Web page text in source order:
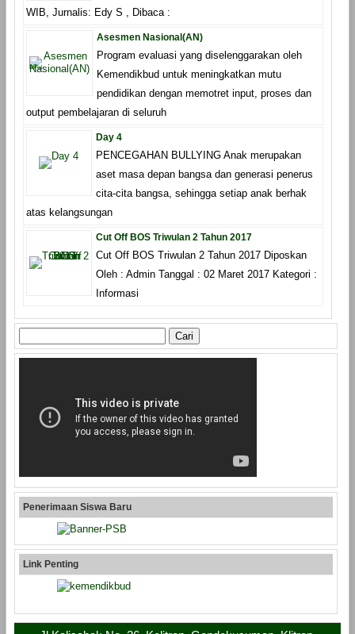
WIB, Jurnalis: Edy S , Dibaca :
Asesmen Nasional(AN)
Program evaluasi yang diselenggarakan oleh
Kemendikbud untuk meningkatkan mutu
pendidikan dengan memotret input, proses dan
output pembelajaran di seluruh
Day 4
PENCEGAHAN BULLYING Anak merupakan
aset masa depan bangsa dan generasi penerus
cita-cita bangsa, sehingga setiap anak berhak
atas kelangsungan
Cut Off BOS Triwulan 2 Tahun 2017
Cut Off BOS Triwulan 2 Tahun 2017 Diposkan
Oleh : Admin Tanggal : 02 Maret 2017 Kategori :
Informasi
untuk:
Penerimaan Siswa Baru
Link Penting